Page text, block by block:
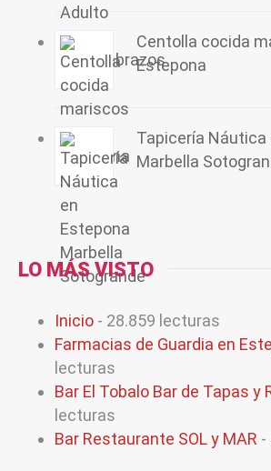
Centolla cocida
Estepona
Tapicería Náutica
Marbella
LO MÁS VISTO
Inicio - 28.859 lecturas
Farmacias de Guardia en
lecturas
Bar El Tobalo Bar de Tapas y
lecturas
Bar Restaurante SOL y MAR -